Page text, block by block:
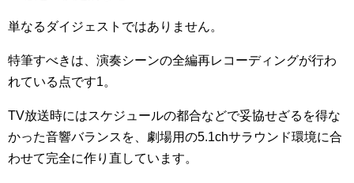
単なるダイジェストではありません。
特筆すべきは、演奏シーンの全編再レコーディングが行わ
れている点です1。
TV放送時にはスケジュールの都合などで妥協せざるを得な
かった音響バランスを、劇場用の5.1chサラウンド環境に合
わせて完全に作り直しています。